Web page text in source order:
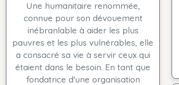
Une humanitaire renommée,
connue pour son dévouement
inébranlable à aider les plus
pauvres et les plus vulnérables, elle
a consacré sa vie à servir ceux qui
étaient dans le besoin. En tant que
fondatrice d'une organisation